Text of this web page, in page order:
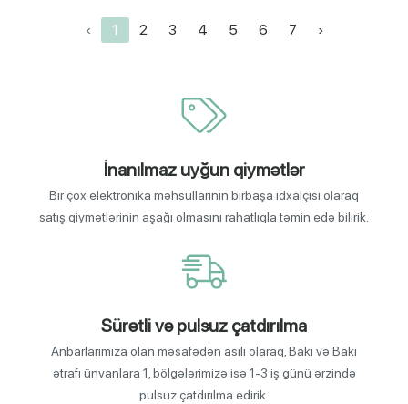
‹ 1 2 3 4 5 6 7 ›
İnanılmaz uyğun qiymətlər
Bir çox elektronika məhsullarının birbaşa idxalçısı olaraq
satış qiymətlərinin aşağı olmasını rahatlıqla təmin edə bilirik.
Sürətli və pulsuz çatdırılma
Anbarlarımıza olan məsafədən asılı olaraq, Bakı və Bakı
ətrafı ünvanlara 1, bölgələrimizə isə 1-3 iş günü ərzində
pulsuz çatdırılma edirik.